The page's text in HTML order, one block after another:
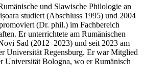
und Slawische Philologie an
studiert (Abschluss 1995) und 2004
(Dr. phil.) im Fachbereich
Er unterrichtete am Rumänischen
Sad (2012–2023) und seit 2023 am
Universität Regensburg. Er war Mitglied
Universität Bologna, wo er Rumänisch